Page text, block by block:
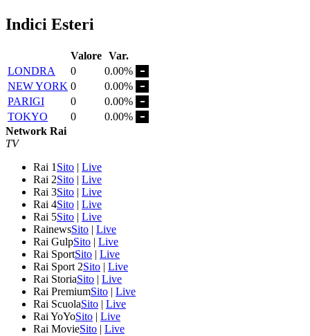
Indici Esteri
Valore Var.
LONDRA
0
0.00%
NEW YORK 0
0.00%
PARIGI
0
0.00%
TOKYO
0
0.00%
Network Rai
TV
Rai 1 Sito | Live
Rai 2Sito | Live
Rai 3Sito | Live
Rai 4Sito | Live
Rai 5Sito | Live
RainewsSito | Live
Rai GulpSito | Live
Rai SportSito | Live
Rai Sport 2Sito | Live
Rai StoriaSito | Live
Rai PremiumSito | Live
Rai ScuolaSito | Live
Rai YoYoSito | Live
Rai MovieSito | Live